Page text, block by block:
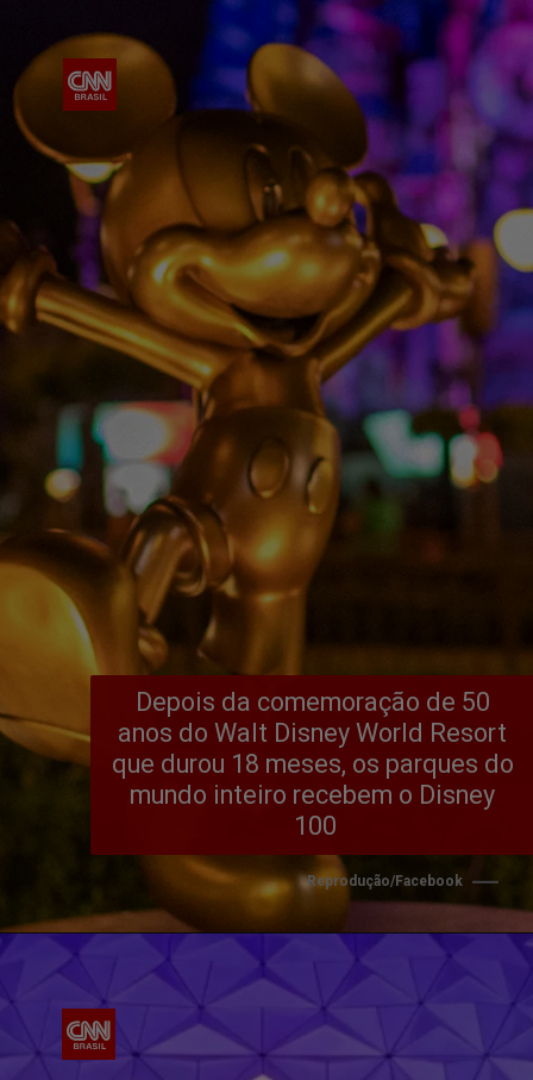
Depois da comemoração de 50
anos do Walt Disney World Resort
que durou 18 meses, os parques do
mundo inteiro recebem o Disney
100
Reprodução/Facebook